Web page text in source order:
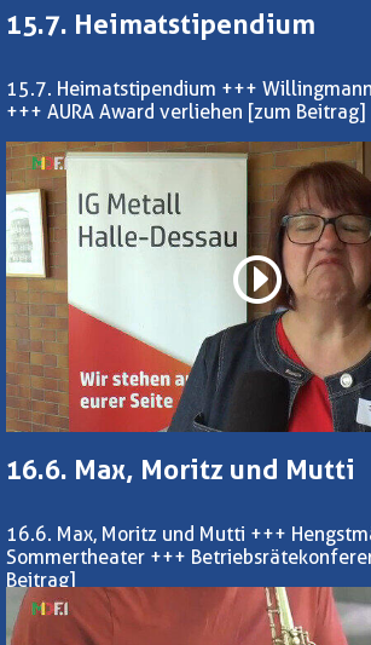
15.7. Heimatstipendium
15.7. Heimatstipendium +++
+++ AURA Award verliehen [zum Beitrag]
16.6. Max, Moritz und Mutti
16.6. Max, Moritz und Mutti +++
Sommertheater +++
Beitrag]